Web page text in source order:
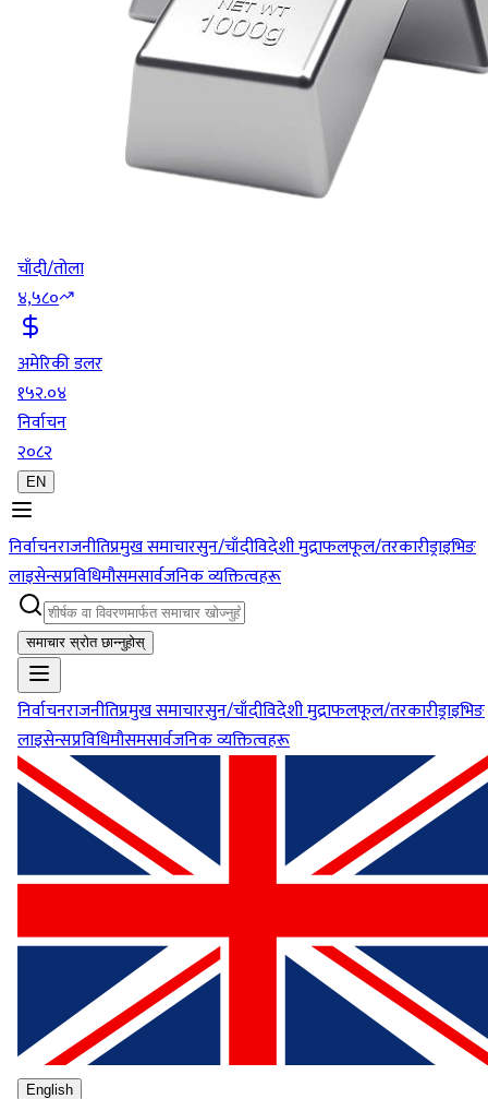
चाँदी/तोला
४,५८०
अमेरिकी डलर
१५२.०४
निर्वाचन
२०८२
EN
निर्वाचनराजनीतिप्रमुख समाचारसुन/चाँदीविदेशी मुद्राफलफूल/तरकारीड्राइभिङ
लाइसेन्सप्रविधिमौसमसार्वजनिक व्यक्तित्वहरू
समाचार स्रोत छान्नुहोस्
निर्वाचनराजनीतिप्रमुख समाचारसुन/चाँदीविदेशी मुद्राफलफूल/तरकारीड्राइभिङ
लाइसेन्सप्रविधिमौसमसार्वजनिक व्यक्तित्वहरू
English